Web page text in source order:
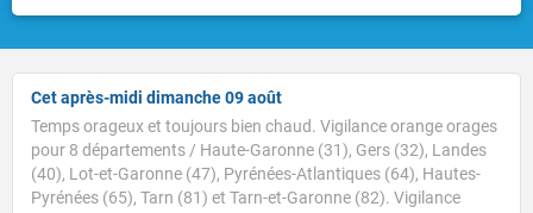
Cet après-midi dimanche 09 août
Temps orageux et toujours bien chaud. Vigilance orange orages
pour 8 départements / Haute-Garonne (31), Gers (32), Landes
(40), Lot-et-Garonne (47), Pyrénées-Atlantiques (64), Hautes-
Pyrénées (65), Tarn (81) et Tarn-et-Garonne (82). Vigilance